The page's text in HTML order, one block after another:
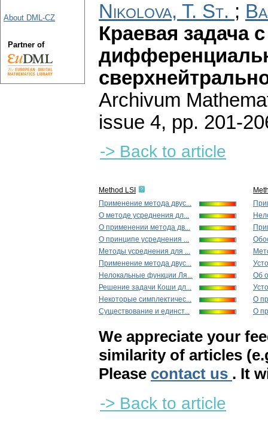
Nikolova, T. St. ;
Краевая задача
Archivum
issue 4, pp. 201-
-> Back to article
Method LSI
Применение метода двус...
О методе усреднения дл...
О применении метода дв...
О принципе усреднения ...
Методы усреднения для ...
Применение метода двус...
Нелокальные функции Ля...
Решение задачи Коши дл...
Некоторые симплектичес...
Существование и единст...
Об
О
О
We appreciate your
similarity of articles
Please contact us . It
-> Back to article
About DML-CZ
Partner of